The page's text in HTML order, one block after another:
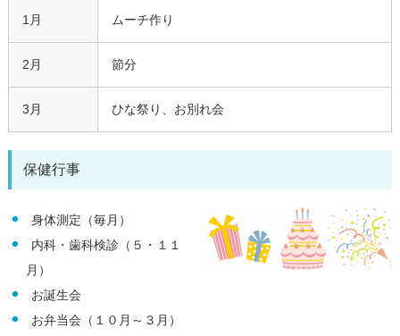
1月 ムーチ作り
2月 節分
3月 ひな祭り、お別れ会
保健行事
身体測定（毎月）
内科・歯科検診（５・１１
月）
お誕生会
お弁当会（１０月～３月）